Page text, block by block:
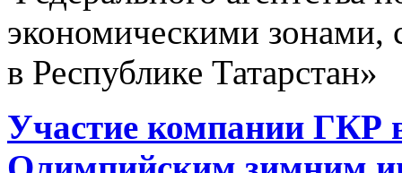
экономическими зонами,
в Республике Татарстан»
Участие компании ГКР